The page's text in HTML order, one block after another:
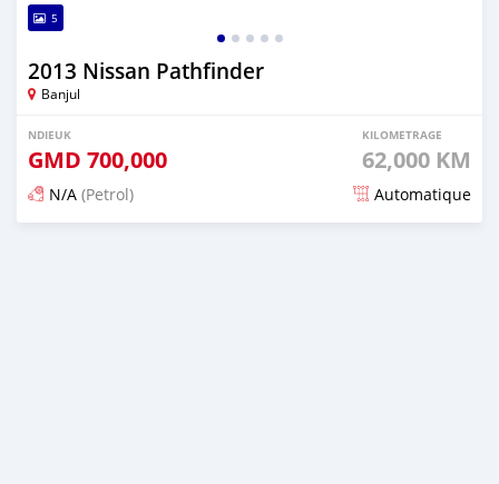
5
2013 Nissan Pathfinder
Banjul
NDIEUK
GMD 700,000
KILOMETRAGE
62,000 KM
N/A (Petrol) Automatique